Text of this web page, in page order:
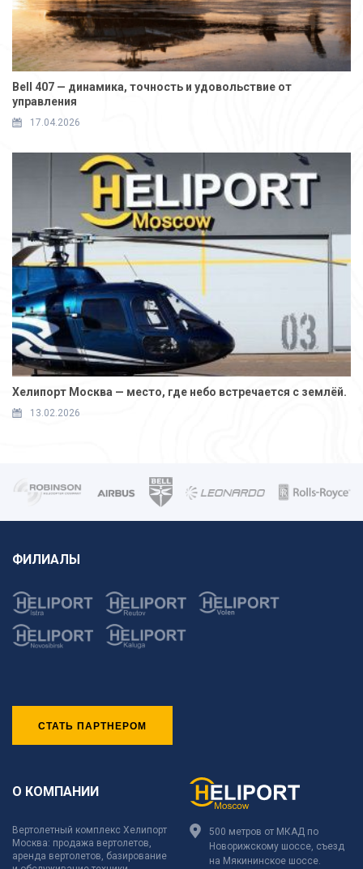
Bell 407 — динамика, точность и удовольствие от
управления
17.04.2026
Хелипорт Москва — место, где небо встречается с землёй.
13.02.2026
ФИЛИАЛЫ
СТАТЬ ПАРТНЕРОМ
О КОМПАНИИ
Вертолетный комплекс Хелипорт
Москва: продажа вертолетов,
аренда вертолетов, базирование
500 метров от МКАД по
Новорижскому шоссе, съезд
на Мякининское шоссе.